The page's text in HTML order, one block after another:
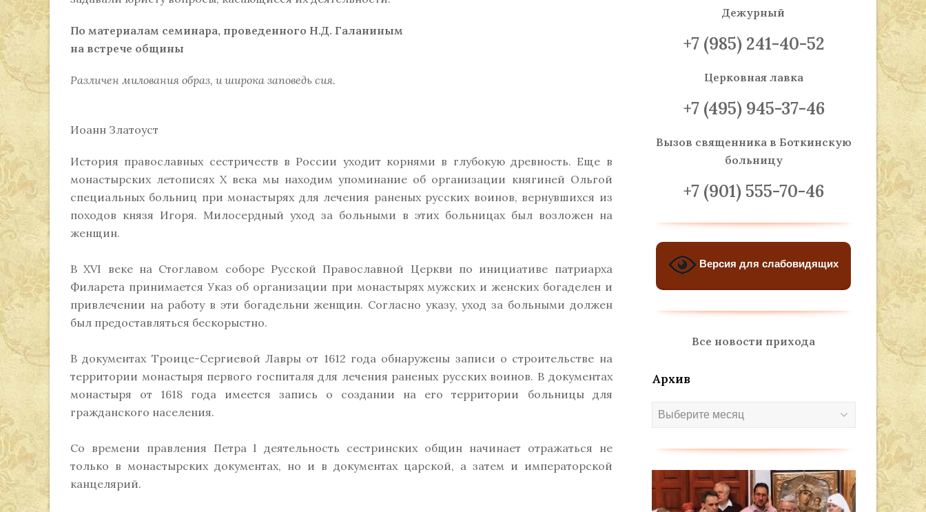
По материалам семинара, проведенного Н.Д. Галаниным
на встрече общины
Различен милования образ, и широка заповедь сия.
Иоанн Златоуст
История православных сестричеств в России уходит корнями в глубокую древность. Еще в
монастырских летописях X века мы находим упоминание об организации княгиней Ольгой
специальных больниц при монастырях для лечения раненых русских воинов, вернувшихся из
походов князя Игоря. Милосердный уход за больными в этих больницах был возложен на
женщин.
В ХVI веке на Стоглавом соборе Русской Православной Церкви по инициативе патриарха
Филарета принимается Указ об организации при монастырях мужских и женских богаделен и
привлечении на работу в эти богадельни женщин. Согласно указу, уход за больными должен
был предоставляться бескорыстно.
В документах Троице-Сергиевой Лавры от 1612 года обнаружены записи о строительстве на
территории монастыря первого госпиталя для лечения раненых русских воинов. В документах
монастыря от 1618 года имеется запись о создании на его территории больницы для
гражданского населения.
Со времени правления Петра I деятельность сестринских общин начинает отражаться не
только в монастырских документах, но и в документах царской, а затем и императорской
канцелярий.
Дежурный
+7 (985) 241-40-52
Церковная лавка
+7 (495) 945-37-46
Вызов священника в Боткинскую
больницу
+7 (901) 555-70-46
Версия для слабовидящих
Все новости прихода
Архив
Архив